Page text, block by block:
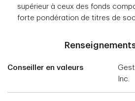
supérieur à ceux des fonds
forte pondération de titres de
Conseiller en valeurs
Inc.